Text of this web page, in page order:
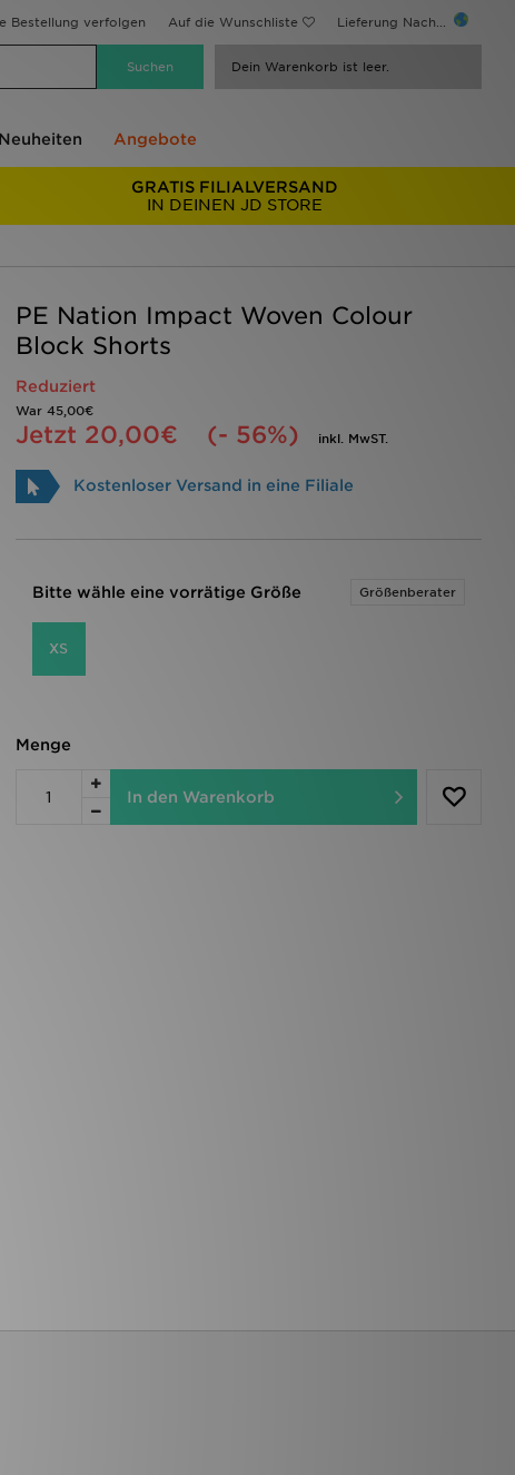
Bestellung verfolgen Auf die Wunschliste Lieferung Nach...
Dein Warenkorb ist leer.
Neuheiten Angebote
GRATIS FILIALVERSAND
IN DEINEN JD STORE
PE Nation Impact Woven Colour
Block Shorts
Reduziert
War 45,00€
Jetzt 20,00€ (- 56%) inkl. MwST.
Kostenloser Versand in eine Filiale
Bitte wähle eine vorrätige Größe Größenberater
XS
Menge
In den Warenkorb